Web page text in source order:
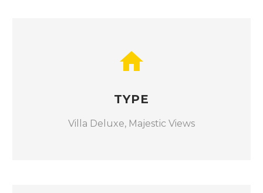
TYPE
Villa Deluxe, Majestic Views